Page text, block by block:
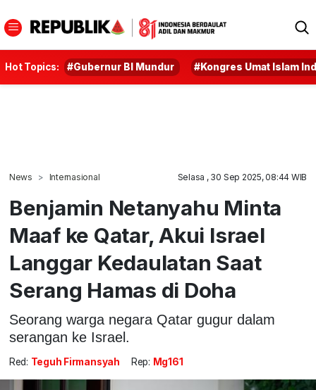
Hot Topics: #Gubernur BI Mundur #Kongres Umat Islam
News Internasional Selasa , 30 Sep 2025, 08:44 WIB
Benjamin Netanyahu Minta
Maaf ke Qatar, Akui Israel
Langgar Kedaulatan Saat
Serang Hamas di Doha
Seorang warga negara Qatar gugur dalam
serangan ke Israel.
Red: Teguh Firmansyah Rep: Mg161